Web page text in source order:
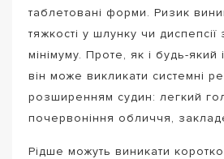
таблетовані форми. Ризик
тяжкості у шлунку чи
мінімуму. Проте, як і будь-який
він може викликати системні
розширенням судин: легкий
почервоніння обличчя,
Рідше можуть виникати